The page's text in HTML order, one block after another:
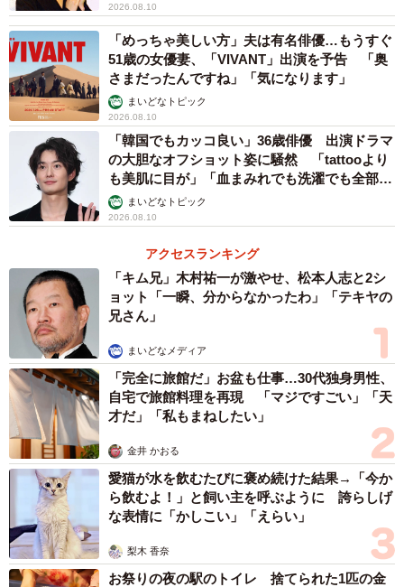
2026.08.10
「めっちゃ美しい方」夫は有名俳優…もうすぐ
51歳の女優妻、「VIVANT」出演を予告 「奥
さまだったんですね」「気になります」
まいどなトピック
2026.08.10
「韓国でもカッコ良い」36歳俳優 出演ドラマ
の大胆なオフショット姿に騒然 「tattooより
も美肌に目が」「血まみれでも洗濯でも全部か
っこいい」
まいどなトピック
2026.08.10
アクセスランキング
「キム兄」木村祐一が激やせ、松本人志と2シ
ョット「一瞬、分からなかったわ」「テキヤの
兄さん」
まいどなメディア
「完全に旅館だ」お盆も仕事…30代独身男性、
自宅で旅館料理を再現 「マジですごい」「天
才だ」「私もまねしたい」
金井 かおる
愛猫が水を飲むたびに褒め続けた結果→「今か
ら飲むよ！」と飼い主を呼ぶように 誇らしげ
な表情に「かしこい」「えらい」
梨木 香奈
お祭りの夜の駅のトイレ 捨てられた1匹の金